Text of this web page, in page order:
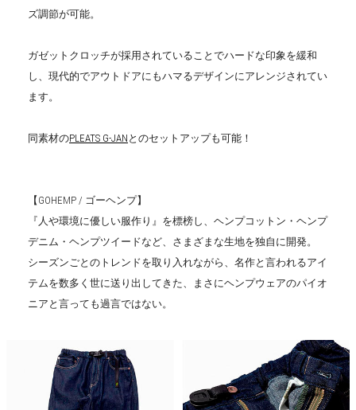
ズ調節が可能。
ガゼットクロッチが採用されていることでハードな印象を緩和
し、現代的でアウトドアにもハマるデザインにアレンジされてい
ます。
同素材のPLEATS G-JAN とのセットアップも可能！
【GOHEMP / ゴーヘンプ】
『人や環境に優しい服作り』を標榜し、ヘンプコットン・ヘンプ
デニム・ヘンプツイードなど、さまざまな生地を独自に開発。
シーズンごとのトレンドを取り入れながら、名作と言われるアイ
テムを数多く世に送り出してきた、まさにヘンプウェアのパイオ
ニアと言っても過言ではない。